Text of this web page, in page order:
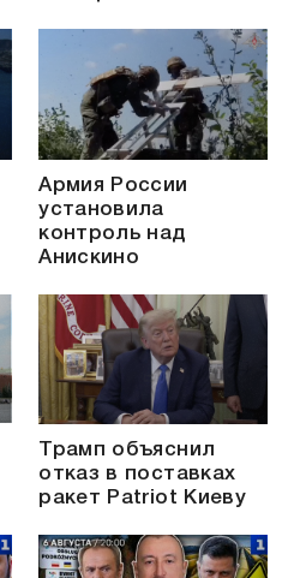
Армия России
установила
контроль над
Анискино
Трамп объяснил
отказ в поставках
ракет Patriot Киеву